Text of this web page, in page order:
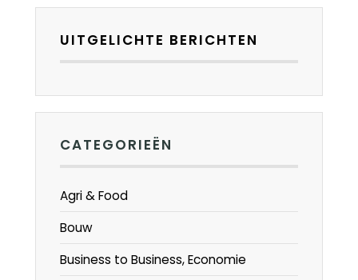
UITGELICHTE BERICHTEN
CATEGORIEËN
Agri & Food
Bouw
Business to Business, Economie